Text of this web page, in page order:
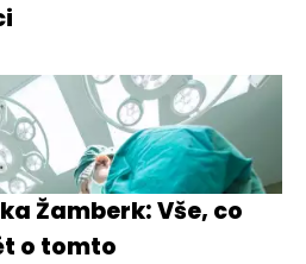
Žamberk: Vše, co
o tomto